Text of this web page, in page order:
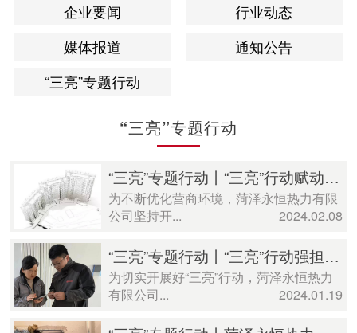
企业要闻
行业动态
媒体报道
通知公告
“三亮”专题行动
“三亮”专题行动
“三亮”专题行动丨“三亮”行动赋动能，竭诚服务暖万家
为不断优化营商环境，菏泽永恒热力有限
公司坚持开...
2024.02.08
“三亮”专题行动丨“三亮”行动强担当 供热服务暖人心
为切实开展好“三亮”行动，菏泽永恒热力
有限公司...
2024.01.19